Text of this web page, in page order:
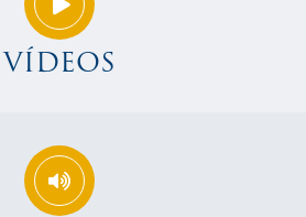
VÍDEOS